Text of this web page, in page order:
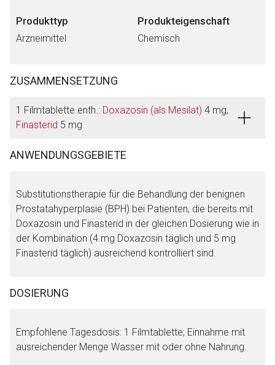
Produkttyp
Arzneimittel
Produkteigenschaft
Chemisch
ZUSAMMENSETZUNG
1 Filmtablette enth.: Doxazosin (als Mesilat) 4 mg,
Finasterid 5 mg
ANWENDUNGSGEBIETE
Substitutionstherapie für die Behandlung der benignen
Prostatahyperplasie (BPH) bei Patienten, die bereits mit
Doxazosin und Finasterid in der gleichen Dosierung wie in
der Kombination (4 mg Doxazosin täglich und 5 mg
Finasterid täglich) ausreichend kontrolliert sind.
DOSIERUNG
Empfohlene Tagesdosis: 1 Filmtablette; Einnahme mit
ausreichender Menge Wasser mit oder ohne Nahrung.